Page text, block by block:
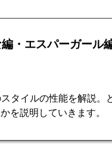
・エスパーガール
タイルの性能を解説。
を説明していきます。